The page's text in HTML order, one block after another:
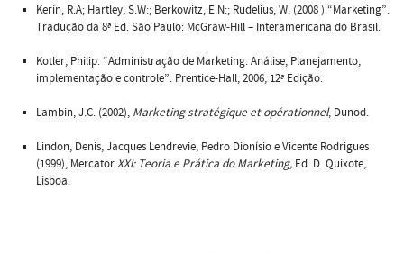
Kerin, R.A; Hartley, S.W:; Berkowitz, E.N:; Rudelius, W. (2008 ) “Marketing”.
Tradução da 8ª Ed. São Paulo: McGraw-Hill – Interamericana do Brasil.
Kotler, Philip. “Administração de Marketing. Análise, Planejamento,
implementação e controle”. Prentice-Hall, 2006, 12ª Edição.
Lambin, J.C. (2002), Marketing stratégique et opérationnel, Dunod.
Lindon, Denis, Jacques Lendrevie, Pedro Dionísio e Vicente Rodrigues
(1999), MercatorXXI: Teoria e Prática do Marketing, Ed. D. Quixote,
Lisboa.